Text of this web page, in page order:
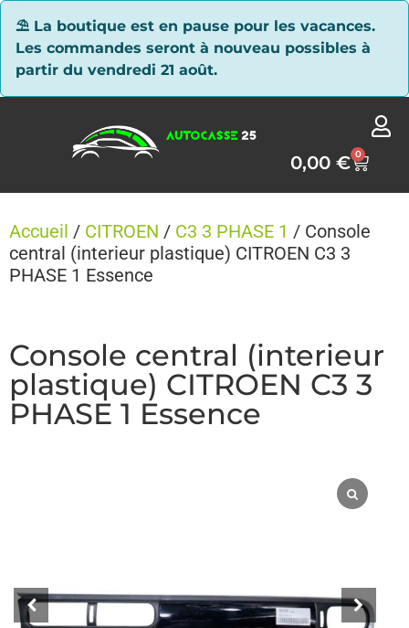
⛱ La boutique est en pause pour les vacances.
Les commandes seront à nouveau possibles à
partir du vendredi 21 août.
0,00€ 0
Accueil / CITROEN / C3 3 PHASE 1 / Console
central (interieur plastique) CITROEN C3 3
PHASE 1 Essence
Console central (interieur
plastique) CITROEN C3 3
PHASE 1 Essence
Panneau de gestion des cookies